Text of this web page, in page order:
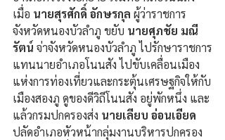
เมื่อ นายสุรศักดิ์ อักษรกุล ผู้ว่าราชการ
จังหวัดหนองบัวลำภู ขยับ นายศุภชัย มณี
รัตน์ จ่าจังหวัดหนองบัวลำภู ไปรักษาราชการ
แทนนายอำเภอโนนสัง ไปขับเคลื่อนเมือง
แห่งการท่องเที่ยวและกระตุ้นเศรษฐกิจให้กับ
เมืองสองภู ดูของดีวิถีโนนสัง อยู่พักหนึ่ง และ
แล้วกรมปกครองส่ง นายเลียบ อ่อนเอียด
ปลัดอำเภอหัวหน้ากลุ่มงานบริหารปกครอง